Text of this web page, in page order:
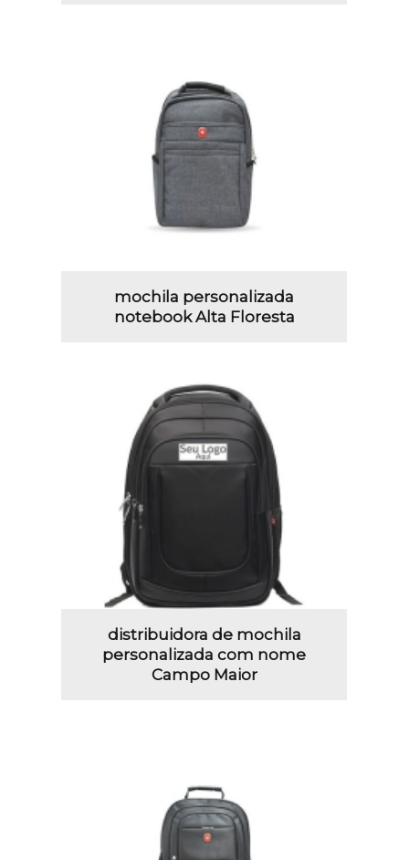
mochila personalizada
notebook Alta Floresta
distribuidora de mochila
personalizada com nome
Campo Maior